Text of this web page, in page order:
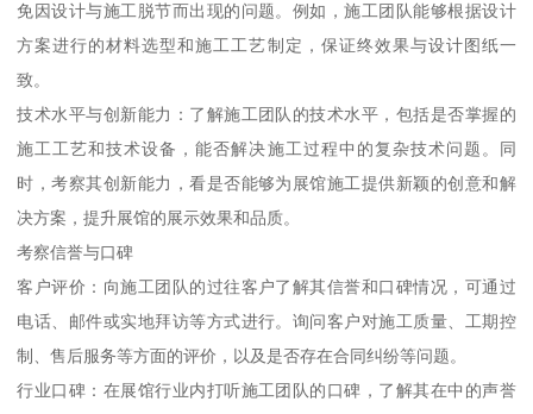
免因设计与施工脱节而出现的问题。例如，施工团队能够根据设计
方案进行的材料选型和施工工艺制定，保证终效果与设计图纸一
致。
技术水平与创新能力：了解施工团队的技术水平，包括是否掌握的
施工工艺和技术设备，能否解决施工过程中的复杂技术问题。同
时，考察其创新能力，看是否能够为展馆施工提供新颖的创意和解
决方案，提升展馆的展示效果和品质。
考察信誉与口碑
客户评价：向施工团队的过往客户了解其信誉和口碑情况，可通过
电话、邮件或实地拜访等方式进行。询问客户对施工质量、工期控
制、售后服务等方面的评价，以及是否存在合同纠纷等问题。
行业口碑：在展馆行业内打听施工团队的口碑，了解其在中的声誉